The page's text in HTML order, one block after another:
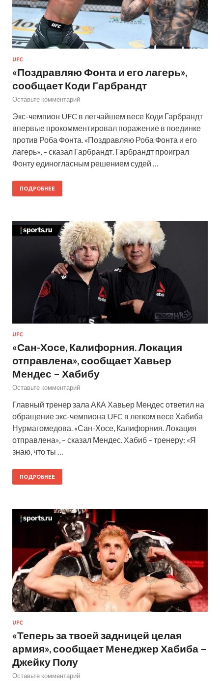
UFC
«Поздравляю Фонта и его лагерь»,
сообщает Коди Гарбрандт
Оставьте комментарий
Экс-чемпион UFC в легчайшем весе Коди Гарбрандт
впервые прокомментировал поражение в поединке
против Роба Фонта. «Поздравляю Роба Фонта и его
лагерь», – сказал Гарбрандт. Гарбрандт проиграл
Фонту единогласным решением судей …
ПОДРОБНЕЕ
UFC
«Сан-Хосе, Калифорния. Локация
отправлена», сообщает Хавьер
Мендес – Хабибу
Оставьте комментарий
Главный тренер зала АКА Хавьер Мендес ответил на
обращение экс-чемпиона UFC в легком весе Хабиба
Нурмагомедова. «Сан-Хосе, Калифорния. Локация
отправлена», – сказал Мендес. Хабиб – тренеру: «Я
знаю, что ты …
ПОДРОБНЕЕ
UFC
«Теперь за твоей задницей целая
армия», сообщает Менеджер Хабиба –
Джейку Полу
Оставьте комментарий